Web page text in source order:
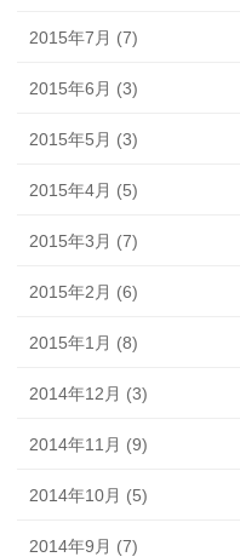
2015年7月 (7)
2015年6月 (3)
2015年5月 (3)
2015年4月 (5)
2015年3月 (7)
2015年2月 (6)
2015年1月 (8)
2014年12月 (3)
2014年11月 (9)
2014年10月 (5)
2014年9月 (7)